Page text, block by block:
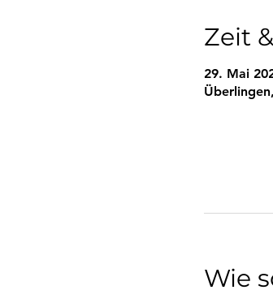
Zeit
29. Mai
Wie